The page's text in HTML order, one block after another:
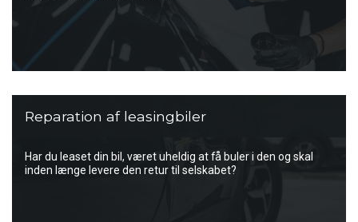
Reparation af leasingbiler
Har du leaset din bil, været uheldig at få buler i den og skal
inden længe levere den retur til selskabet?